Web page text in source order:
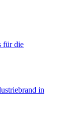
für die
in